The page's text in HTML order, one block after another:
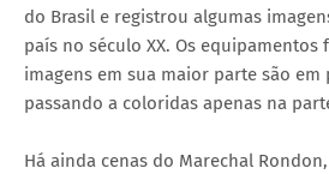
do Brasil e registrou algumas
país no século XX. Os equipamentos
imagens em sua maior parte são em
passando a coloridas apenas na
Há ainda cenas do Marechal